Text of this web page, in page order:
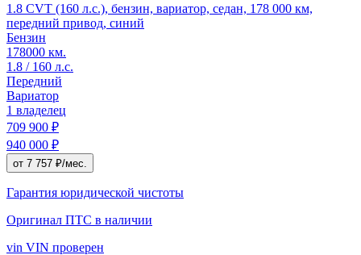
1.8 CVT (160 л.с.), бензин, вариатор, седан, 178 000 км,
передний привод, синий
Бензин
178000 км.
1.8 / 160 л.с.
Передний
Вариатор
1 владелец
709 900 ₽
940 000 ₽
от 7 757 ₽/мес.
Гарантия юридической чистоты
Оригинал ПТС в наличии
vin VIN проверен